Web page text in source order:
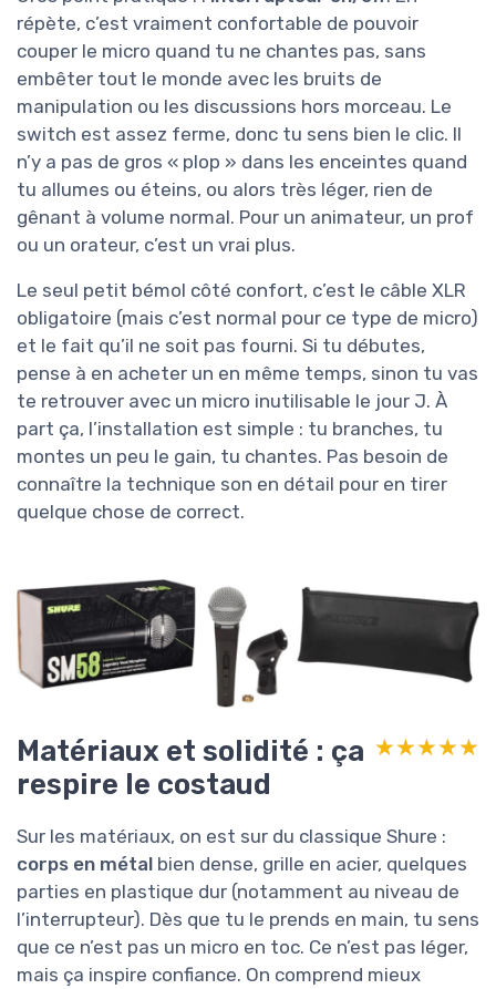
répète, c’est vraiment confortable de pouvoir
couper le micro quand tu ne chantes pas, sans
embêter tout le monde avec les bruits de
manipulation ou les discussions hors morceau. Le
switch est assez ferme, donc tu sens bien le clic. Il
n’y a pas de gros « plop » dans les enceintes quand
tu allumes ou éteins, ou alors très léger, rien de
gênant à volume normal. Pour un animateur, un prof
ou un orateur, c’est un vrai plus.
Le seul petit bémol côté confort, c’est le câble XLR
obligatoire (mais c’est normal pour ce type de micro)
et le fait qu’il ne soit pas fourni. Si tu débutes,
pense à en acheter un en même temps, sinon tu vas
te retrouver avec un micro inutilisable le jour J. À
part ça, l’installation est simple : tu branches, tu
montes un peu le gain, tu chantes. Pas besoin de
connaître la technique son en détail pour en tirer
quelque chose de correct.
Matériaux et solidité : ça
respire le costaud
★★★★★
★★★★★
Sur les matériaux, on est sur du classique Shure :
corps en métal bien dense, grille en acier, quelques
parties en plastique dur (notamment au niveau de
l’interrupteur). Dès que tu le prends en main, tu sens
que ce n’est pas un micro en toc. Ce n’est pas léger,
mais ça inspire confiance. On comprend mieux